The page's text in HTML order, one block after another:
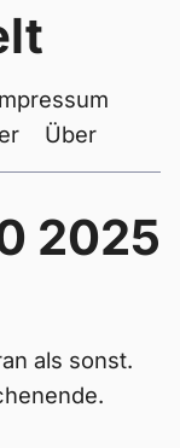
Über
2025
als sonst.